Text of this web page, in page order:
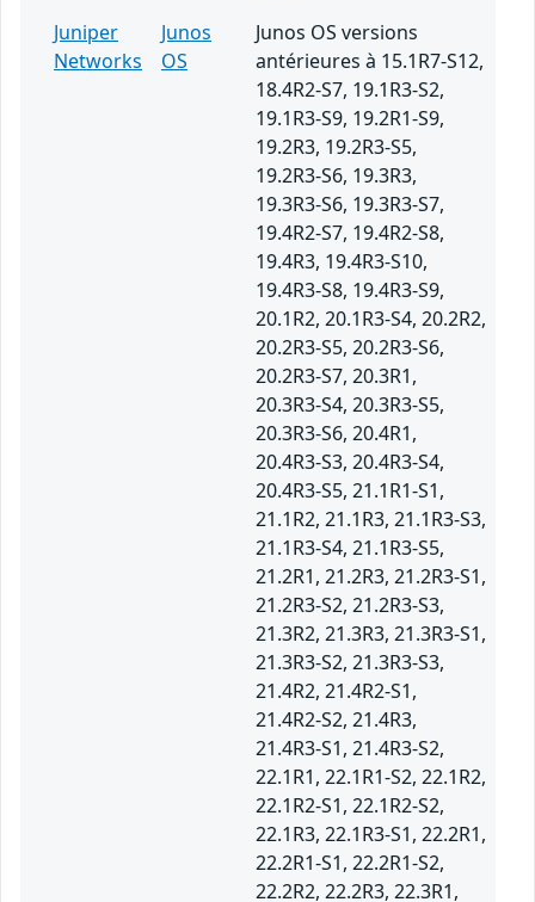
Juniper
Networks
Junos
OS
Junos OS versions
antérieures à 15.1R7-S12,
18.4R2-S7, 19.1R3-S2,
19.1R3-S9, 19.2R1-S9,
19.2R3, 19.2R3-S5,
19.2R3-S6, 19.3R3,
19.3R3-S6, 19.3R3-S7,
19.4R2-S7, 19.4R2-S8,
19.4R3, 19.4R3-S10,
19.4R3-S8, 19.4R3-S9,
20.1R2, 20.1R3-S4, 20.2R2,
20.2R3-S5, 20.2R3-S6,
20.2R3-S7, 20.3R1,
20.3R3-S4, 20.3R3-S5,
20.3R3-S6, 20.4R1,
20.4R3-S3, 20.4R3-S4,
20.4R3-S5, 21.1R1-S1,
21.1R2, 21.1R3, 21.1R3-S3,
21.1R3-S4, 21.1R3-S5,
21.2R1, 21.2R3, 21.2R3-S1,
21.2R3-S2, 21.2R3-S3,
21.3R2, 21.3R3, 21.3R3-S1,
21.3R3-S2, 21.3R3-S3,
21.4R2, 21.4R2-S1,
21.4R2-S2, 21.4R3,
21.4R3-S1, 21.4R3-S2,
22.1R1, 22.1R1-S2, 22.1R2,
22.1R2-S1, 22.1R2-S2,
22.1R3, 22.1R3-S1, 22.2R1,
22.2R1-S1, 22.2R1-S2,
22.2R2, 22.2R3, 22.3R1,